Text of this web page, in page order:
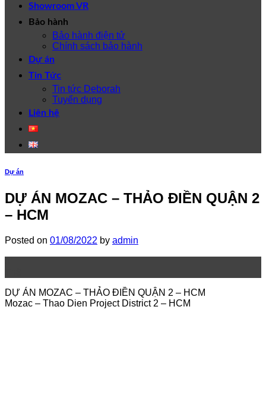
Showroom VR
Bảo hành
Bảo hành điện tử
Chính sách bảo hành
Dự án
Tin Tức
Tin tức Deborah
Tuyển dụng
Liên hệ
Dự án
DỰ ÁN MOZAC – THẢO ĐIỀN QUẬN 2
– HCM
Posted on 01/08/2022 by admin
DỰ ÁN MOZAC – THẢO ĐIỀN QUẬN 2 – HCM
Mozac – Thao Dien Project District 2 – HCM